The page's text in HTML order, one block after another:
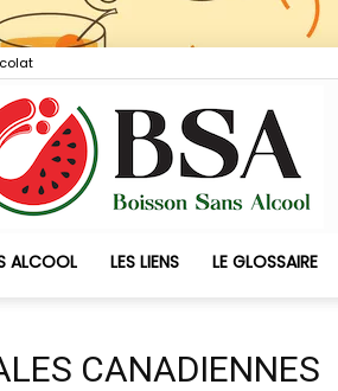
ALCOOL LES LIENS LE GLOSSAIRE
CANADIENNES